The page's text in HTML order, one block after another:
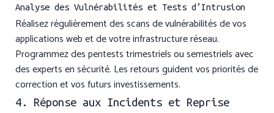
Analyse des Vulnérabilités et Tests d’Intrusion
Réalisez régulièrement des scans de vulnérabilités de vos
applications web et de votre infrastructure réseau.
Programmez des pentests trimestriels ou semestriels avec
des experts en sécurité. Les retours guident vos priorités de
correction et vos futurs investissements.
4. Réponse aux Incidents et Reprise